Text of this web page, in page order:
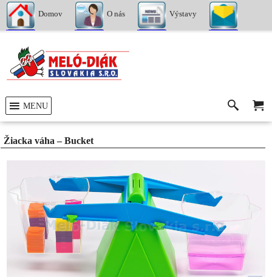
Domov O nás Výstavy
MENU
Žiacka váha – Bucket